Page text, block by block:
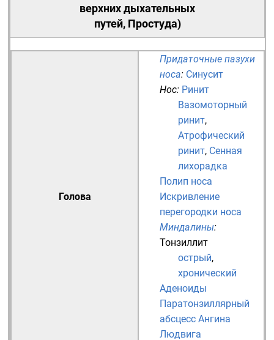
верхних дыхательных
путей, Простуда)
Голова
Придаточные пазухи
носа: Синусит
Нос: Ринит
Вазомоторный
ринит,
Атрофический
ринит, Сенная
лихорадка
Полип носа
Искривление
перегородки носа
Миндалины:
Тонзиллит
острый,
хронический
Аденоиды
Паратонзиллярный
абсцесс Ангина
Людвига